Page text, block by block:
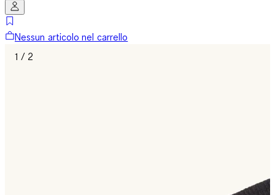
Nessun articolo nel carrello
1 / 2